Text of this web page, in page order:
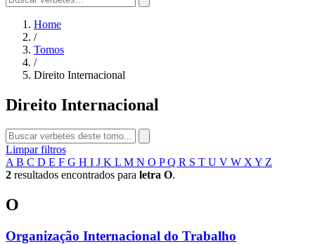
Home
/
Tomos
/
Direito Internacional
Direito Internacional
Limpar filtros
A B C D E F G H I J K L M N O PQ R S T U V W X Y Z
2 resultados encontrados para letra O.
O
Organização Internacional do Trabalho